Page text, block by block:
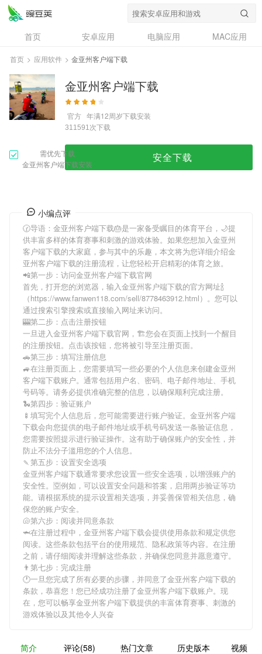
首页 安卓应用 电脑应用
MAC应用
资讯
专题
问答
首页 > 应用软件 > 金亚州客户端下载
金亚州客户端下载
官方 年满12周岁下载安装
311591次下载
需优先下载
金亚州客户端下载安装
安全下载
小编点评
🕝导语： 金亚州客户端下载🎂是一家备受瞩目的体育平台，🌙提
供丰富多样的体育赛事和刺激的游戏体验。如果您想加入金亚州
客户端下载的大家庭，参与其中的乐趣，本文将为您详细介绍金
亚州客户端下载的注册流程，让您轻松开启精彩的体育之旅。
📲第一步：访问金亚州客户端下载官网
首先，打开您的浏览器，输入金亚州客户端下载的官方网址🍾
（https://www.fanwen118.com/sell/8778463912.html）。您可以
通过搜索引擎搜索或直接输入网址来访问。
🎰第二步：点击注册按钮
一旦进入金亚州客户端下载官网，🏗您会在页面上找到一个醒目
的注册按钮。点击该按钮，您将被引导至注册页面。
🚗第三步：填写注册信息
🚙在注册页面上，您需要填写一些必要的个人信息来创建金亚州
客户端下载账户。通常包括用户名、密码、电子邮件地址、手机
号码等。请务必提供准确完整的信息，以确保顺利完成注册。
🐍第四步：验证账户
🍢填写完个人信息后，您可能需要进行账户验证。 金亚州客户端
下载会向您提供的电子邮件地址或手机号码发送一条验证信息，
您需要按照提示进行验证操作。这有助于确保账户的安全性，并
防止不法分子滥用您的个人信息。
🍡第五步：设置安全选项
金亚州客户端下载通常要求您设置一些安全选项，以增强账户的
安全性。🈳例如，可以设置安全问题和答案，启用两步验证等功
能。请根据系统的提示设置相关选项，并妥善保管相关信息，确
保您的账户安全。
🐚第六步：阅读并同意条款
🦈在注册过程中， 金亚州客户端下载会提供使用条款和规定供您
阅读。这些条款包括平台的使用规范、隐私政策等内容。在注册
之前，请仔细阅读并理解这些条款，并确保您同意并愿意遵守。
👨第七步：完成注册
🕐一旦您完成了所有必要的步骤，并同意了金亚州客户端下载的
条款，恭喜您！您已经成功注册了金亚州客户端下载账户。现
在，您可以畅享金亚州客户端下载提供的丰富体育赛事、刺激的
游戏体验以及其他令人兴奋
简介 评论(58) 热门文章 历史版本 视频